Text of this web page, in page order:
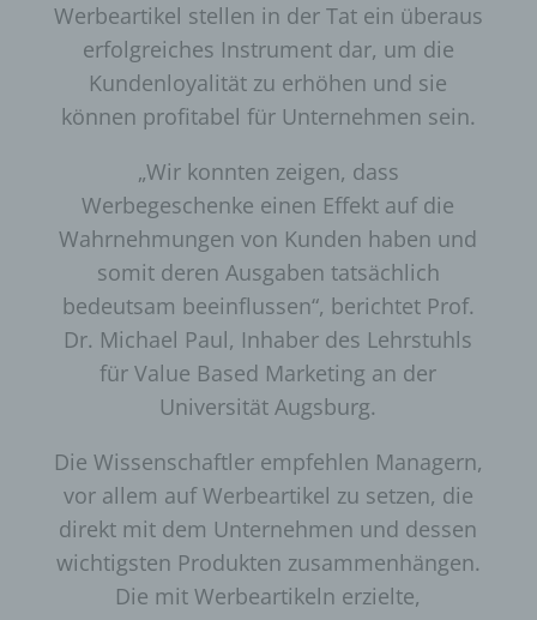
Werbeartikel stellen in der Tat ein überaus
erfolgreiches Instrument dar, um die
Kundenloyalität zu erhöhen und sie
können profitabel für Unternehmen sein.
„Wir konnten zeigen, dass
Werbegeschenke einen Effekt auf die
Wahrnehmungen von Kunden haben und
somit deren Ausgaben tatsächlich
bedeutsam beeinflussen“, berichtet Prof.
Dr. Michael Paul, Inhaber des Lehrstuhls
für Value Based Marketing an der
Universität Augsburg.
Die Wissenschaftler empfehlen Managern,
vor allem auf Werbeartikel zu setzen, die
direkt mit dem Unternehmen und dessen
wichtigsten Produkten zusammenhängen.
Die mit Werbeartikeln erzielte,
automatisiertes System eine Reihe von allgemeinen
Daten und Informationen. Diese allgemeinen Daten und
Informationen werden in den Logfiles des Servers
gespeichert. Erfasst werden können die (1) verwendeten
Browsertypen und Versionen, (2) das vom zugreifenden
System verwendete Betriebssystem, (3) die
Internetseite, von welcher ein zugreifendes System auf
unsere Internetseite gelangt (sogenannte Referrer), (4)
die Unterwebseiten, welche über ein zugreifendes
System auf unserer Internetseite angesteuert werden,
(5) das Datum und die Uhrzeit eines Zugriffs auf die
Internetseite, (6) eine Internet-Protokoll-Adresse (IP-
Adresse), (7) der Internet-Service-Provider des
zugreifenden Systems und (8) sonstige ähnliche Daten
und Informationen, die der Gefahrenabwehr im Falle von
Angriffen auf unsere informationstechnologischen
Systeme dienen.
Bei der Nutzung dieser allgemeinen Daten und
Informationen ziehen wird keine Rückschlüsse auf die
betroffene Person. Diese Informationen werden vielmehr
benötigt, um (1) die Inhalte unserer Internetseite korrekt
auszuliefern, (2) die Inhalte unserer Internetseite sowie